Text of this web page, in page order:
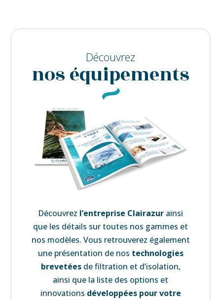
Découvrez
nos équipements
Découvrez l’entreprise Clairazur ainsi
que les détails sur toutes nos gammes et
nos modèles. Vous retrouverez également
une présentation de nos technologies
brevetéesde filtration et d’isolation,
ainsi que la liste des options et
innovations développées pour votre